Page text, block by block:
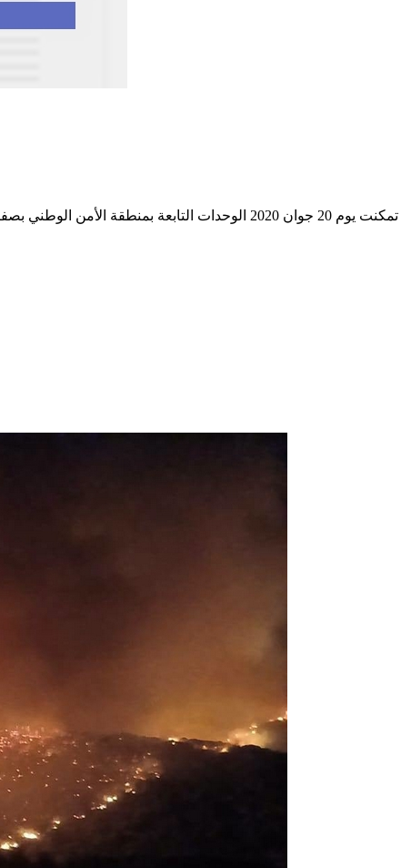
تمكنت يوم 20 جوان 2020 الوحدات التابعة